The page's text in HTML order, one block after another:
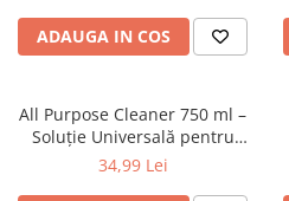
ADAUGA IN COS
All Purpose Cleaner 750 ml –
Soluție Universală pentru
Curățarea Interiorului Auto și
34,99 Lei